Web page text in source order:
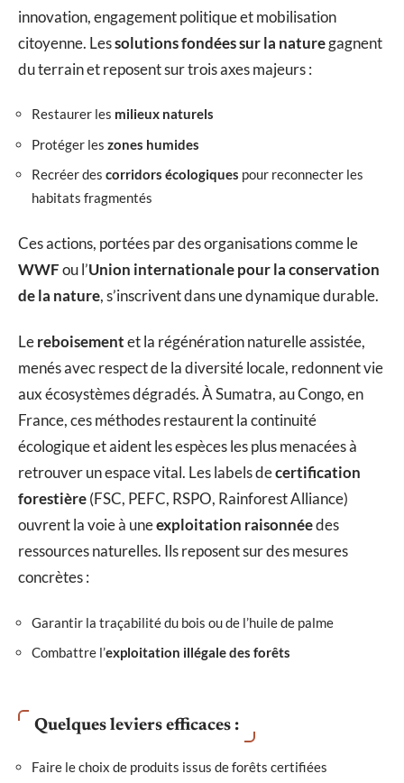
innovation, engagement politique et mobilisation
citoyenne. Lessolutions fondées sur la naturegagnent
du terrain et reposent sur trois axes majeurs :
Restaurer les milieux naturels
Protéger les zones humides
Recréer des corridors écologiques pour reconnecter les
habitats fragmentés
Ces actions, portées par des organisations comme le
WWFou l’Union internationale pour la conservation
de la nature, s’inscrivent dans une dynamique durable.
Lereboisementet la régénération naturelle assistée,
menés avec respect de la diversité locale, redonnent vie
aux écosystèmes dégradés. À Sumatra, au Congo, en
France, ces méthodes restaurent la continuité
écologique et aident les espèces les plus menacées à
retrouver un espace vital. Les labels decertification
forestière(FSC, PEFC, RSPO, Rainforest Alliance)
ouvrent la voie à uneexploitation raisonnéedes
ressources naturelles. Ils reposent sur des mesures
concrètes :
Garantir la traçabilité du bois ou de l’huile de palme
Combattre l’exploitation illégale des forêts
Quelques leviers efficaces :
Faire le choix de produits issus de forêts certifiées